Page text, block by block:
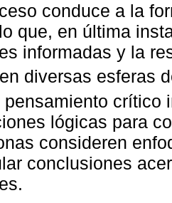
conduce a la
que, en última
informadas y la
diversas esferas
pensamiento crítico
lógicas para
consideren
conclusiones